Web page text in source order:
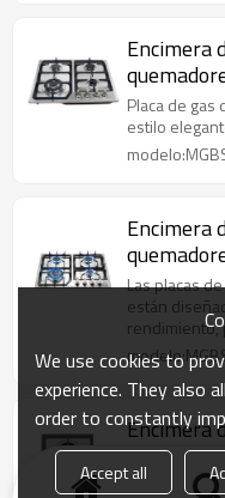
Encimera
Placa de
estilo
Encimera
Las placas
están
rendimiento,
buscan un
Encimera
Disfruta de
We use cookies to
experience. They also
order to constantly
Accept all